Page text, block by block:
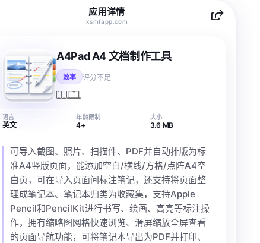
应用详情
xsmfapp.com
A4Pad A4 文档制作工具
效率 评分不足
语言
英文
年龄限制
4+
大小
3.6 MB
可导入截图、照片、扫描件、PDF并自动排版为标
准A4竖版页面，能添加空白/横线/方格/点阵A4空
白页，可在导入页面间标注笔记，还支持将页面整
理成笔记本、笔记本归类为收藏集，支持Apple
Pencil和PencilKit进行书写、绘画、高亮等标注操
作，拥有缩略图网格快速浏览、滑屏缩放全屏查看
的页面导航功能，可将笔记本导出为PDF并打印、